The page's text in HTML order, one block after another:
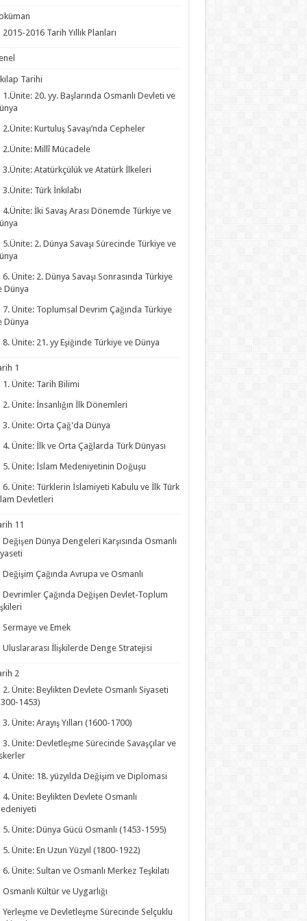
2015-2016 Tarih Yıllık Planları
Tarihi
1.Ünite: 20. yy. Başlarında Osmanlı Devleti ve
2.Ünite: Kurtuluş Savaşı’nda Cepheler
2.Ünite: Millî Mücadele
3.Ünite: Atatürkçülük ve Atatürk İlkeleri
3.Ünite: Türk İnkılabı
4.Ünite: İki Savaş Arası Dönemde Türkiye ve
5.Ünite: 2. Dünya Savaşı Sürecinde Türkiye ve
6. Ünite: 2. Dünya Savaşı Sonrasında Türkiye
Dünya
7. Ünite: Toplumsal Devrim Çağında Türkiye
Dünya
8. Ünite: 21. yy Eşiğinde Türkiye ve Dünya
1
1. Ünite: Tarih Bilimi
2. Ünite: İnsanlığın İlk Dönemleri
3. Ünite: Orta Çağ'da Dünya
4. Ünite: İlk ve Orta Çağlarda Türk Dünyası
5. Ünite: İslam Medeniyetinin Doğuşu
6. Ünite: Türklerin İslamiyeti Kabulu ve İlk Türk
Devletleri
11
Değişen Dünya Dengeleri Karşısında Osmanlı
Değişim Çağında Avrupa ve Osmanlı
Devrimler Çağında Değişen Devlet-Toplum
Sermaye ve Emek
Uluslararası İlişkilerde Denge Stratejisi
2
2. Ünite: Beylikten Devlete Osmanlı Siyaseti
1453)
3. Ünite: Arayış Yılları (1600-1700)
3. Ünite: Devletleşme Sürecinde Savaşçılar ve
4. Ünite: 18. yüzyılda Değişim ve Diplomasi
4. Ünite: Beylikten Devlete Osmanlı
5. Ünite: Dünya Gücü Osmanlı (1453-1595)
5. Ünite: En Uzun Yüzyıl (1800-1922)
6. Ünite: Sultan ve Osmanlı Merkez Teşkilatı
Osmanlı Kültür ve Uygarlığı
Yerleşme ve Devletleşme Sürecinde Selçuklu